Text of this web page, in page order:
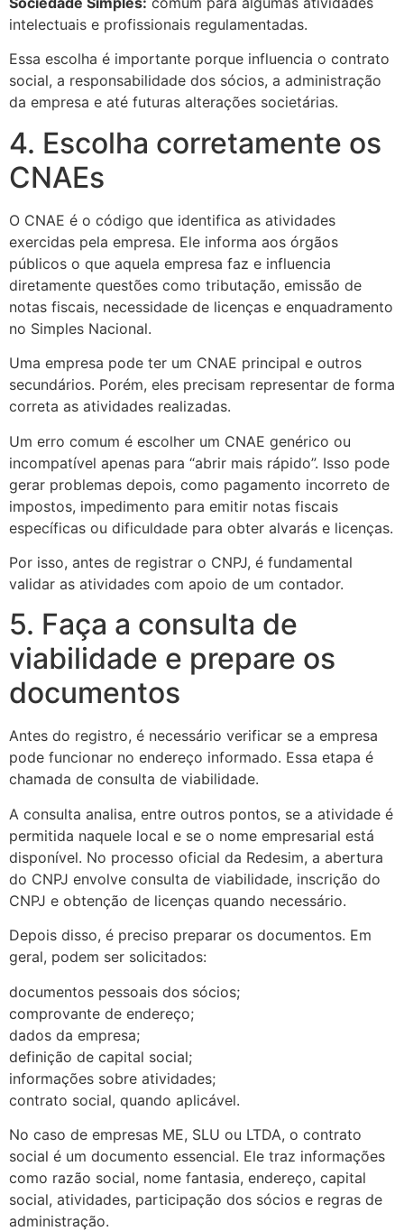
intelectuais e profissionais regulamentadas.
Essa escolha é importante porque influencia o contrato
social, a responsabilidade dos sócios, a administração
da empresa e até futuras alterações societárias.
4. Escolha corretamente os
CNAEs
O CNAE é o código que identifica as atividades
exercidas pela empresa. Ele informa aos órgãos
públicos o que aquela empresa faz e influencia
diretamente questões como tributação, emissão de
notas fiscais, necessidade de licenças e enquadramento
no Simples Nacional.
Uma empresa pode ter um CNAE principal e outros
secundários. Porém, eles precisam representar de forma
correta as atividades realizadas.
Um erro comum é escolher um CNAE genérico ou
incompatível apenas para “abrir mais rápido”. Isso pode
gerar problemas depois, como pagamento incorreto de
impostos, impedimento para emitir notas fiscais
específicas ou dificuldade para obter alvarás e licenças.
Por isso, antes de registrar o CNPJ, é fundamental
validar as atividades com apoio de um contador.
5. Faça a consulta de
viabilidade e prepare os
documentos
Antes do registro, é necessário verificar se a empresa
pode funcionar no endereço informado. Essa etapa é
chamada de consulta de viabilidade.
A consulta analisa, entre outros pontos, se a atividade é
permitida naquele local e se o nome empresarial está
disponível. No processo oficial da Redesim, a abertura
do CNPJ envolve consulta de viabilidade, inscrição do
CNPJ e obtenção de licenças quando necessário.
Depois disso, é preciso preparar os documentos. Em
geral, podem ser solicitados:
documentos pessoais dos sócios;
comprovante de endereço;
dados da empresa;
definição de capital social;
informações sobre atividades;
contrato social, quando aplicável.
No caso de empresas ME, SLU ou LTDA, o contrato
social é um documento essencial. Ele traz informações
como razão social, nome fantasia, endereço, capital
social, atividades, participação dos sócios e regras de
administração.